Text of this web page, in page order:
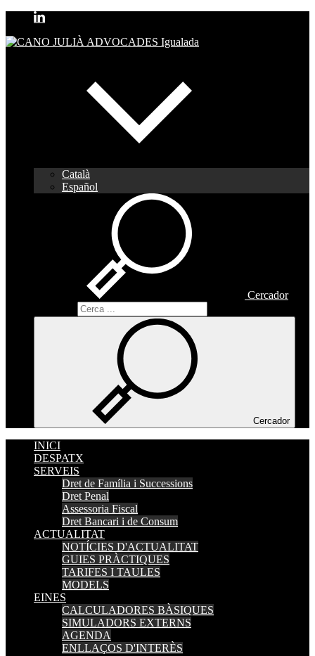
Català
Español
Cercador
Cercador
INICI
DESPATX
SERVEIS
Dret de Família i Successions
Dret Penal
Assessoria Fiscal
Dret Bancari i de Consum
ACTUALITAT
NOTÍCIES D'ACTUALITAT
GUIES PRÀCTIQUES
TARIFES I TAULES
MODELS
EINES
CALCULADORES BÀSIQUES
SIMULADORS EXTERNS
AGENDA
ENLLAÇOS D'INTERÈS